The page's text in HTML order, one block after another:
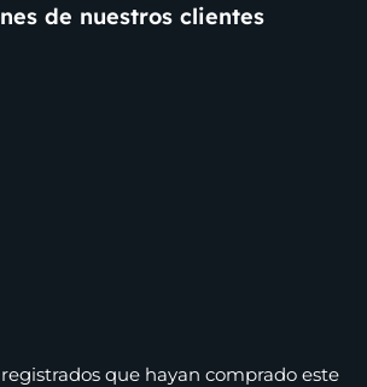
de nuestros clientes
que hayan comprado este